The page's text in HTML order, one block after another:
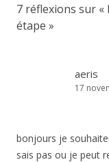
7 réflexions sur «
étape »
aeris
17
bonjours je
sais pas ou je peut